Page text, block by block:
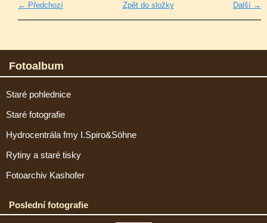
← Předchozí Další →
Zpět do složky
Fotoalbum
Staré pohlednice
Staré fotografie
Hydrocentrála fmy I.Spiro&Söhne
Rytiny a staré tisky
Fotoarchiv Kashofer
Poslední fotografie